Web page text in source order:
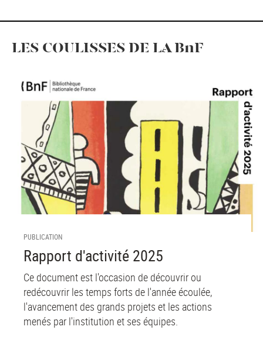
LES COULISSES DE LA BnF
PUBLICATION
Rapport d'activité 2025
Ce document est l'occasion de découvrir ou
redécouvrir les temps forts de l'année écoulée,
l'avancement des grands projets et les actions
menés par l'institution et ses équipes.